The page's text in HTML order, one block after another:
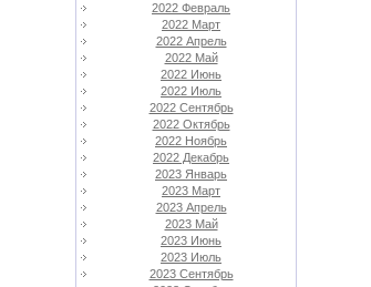
2022 Февраль
2022 Март
2022 Апрель
2022 Май
2022 Июнь
2022 Июль
2022 Сентябрь
2022 Октябрь
2022 Ноябрь
2022 Декабрь
2023 Январь
2023 Март
2023 Апрель
2023 Май
2023 Июнь
2023 Июль
2023 Сентябрь